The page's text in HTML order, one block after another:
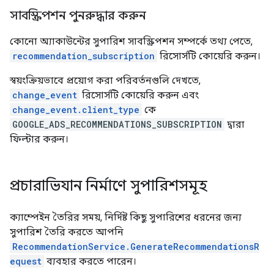
সাবস্ক্রিপশন পুনরুদ্ধার করুন
কোনো অ্যাকাউন্টের সুপারিশ সাবস্ক্রিপশন সম্পর্কে তথ্য পেতে,
recommendation_subscription রিসোর্সটি কোয়েরি করুন।
স্বয়ংক্রিয়ভাবে প্রয়োগ করা পরিবর্তনগুলি দেখতে,
change_event রিসোর্সটি কোয়েরি করুন এবং
change_event.client_type কে
GOOGLE_ADS_RECOMMENDATIONS_SUBSCRIPTION দ্বারা
ফিল্টার করুন।
প্রচারাভিযান নির্মাণে সুপারিশসমূহ
ক্যাম্পেইন তৈরির সময়, নির্দিষ্ট কিছু সুপারিশের ধরনের জন্য
সুপারিশ তৈরি করতে আপনি
RecommendationService.GenerateRecommendationsR
equest ব্যবহার করতে পারেন।